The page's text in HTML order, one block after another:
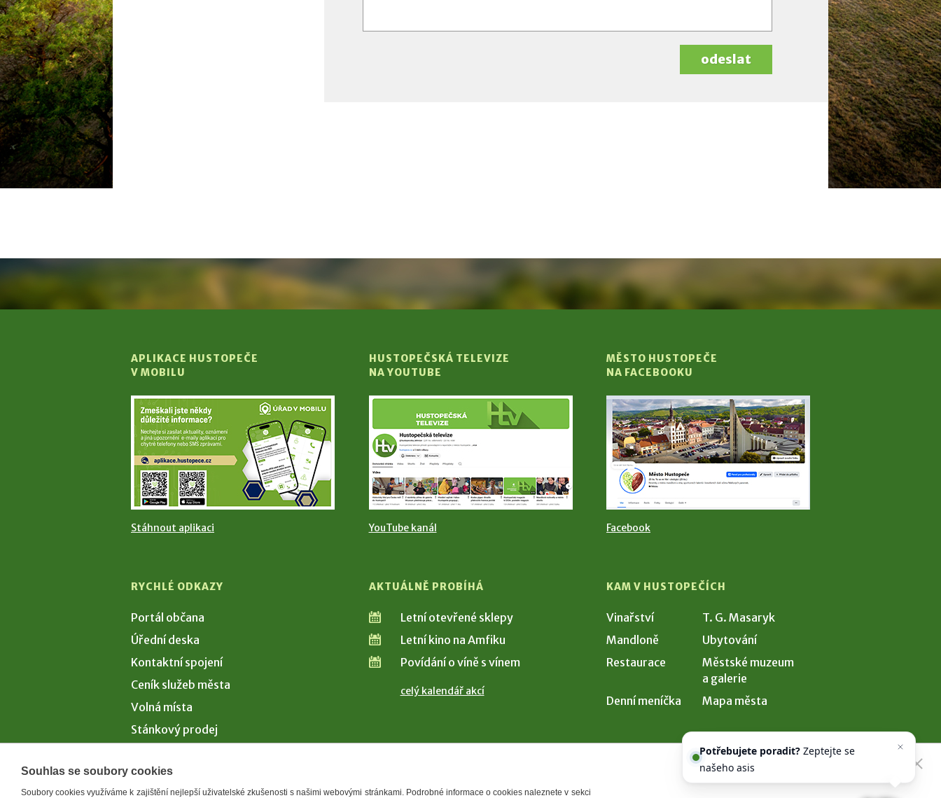
odeslat
APLIKACE HUSTOPEČE
V MOBILU
Stáhnout aplikaci
HUSTOPEČSKÁ TELEVIZE
NA YOUTUBE
YouTube kanál
MĚSTO HUSTOPEČE
NA FACEBOOKU
Facebook
RYCHLÉ ODKAZY
Portál občana
Úřední deska
Kontaktní spojení
Ceník služeb města
Volná místa
Stánkový prodej
AKTUÁLNĚ PROBÍHÁ
Letní otevřené sklepy
Letní kino na Amfiku
Povídání o víně s vínem
celý kalendář akcí
KAM V HUSTOPEČÍCH
Vinařství
T. G. Masaryk
Mandloně
Ubytování
Restaurace
Městské muzeum
a galerie
Denní meníčka
Mapa města
Souhlas se soubory cookies
Soubory cookies využíváme k zajištění nejlepší uživatelské zkušenosti s našimi webovými stránkami. Podrobné informace o cookies naleznete v sekci
Potřebujete poradit?Zeptejte se
našeho asistenta